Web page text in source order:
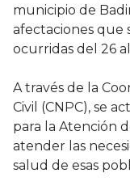
municipio de
afectaciones que
ocurridas del 26
A través de la
Civil (CNPC), se
para la Atención
atender las
salud de esas